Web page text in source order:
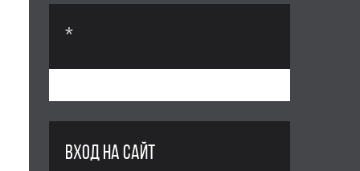
*
ВХОД НА САЙТ